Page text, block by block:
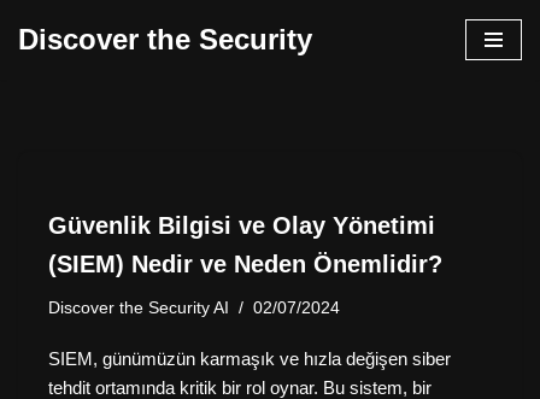
Discover the Security
Güvenlik Bilgisi ve Olay Yönetimi
(SIEM) Nedir ve Neden Önemlidir?
Discover the Security AI 02/07/2024
SIEM, günümüzün karmaşık ve hızla değişen siber
tehdit ortamında kritik bir rol oynar. Bu sistem, bir